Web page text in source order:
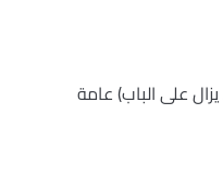
على الباب) عامة